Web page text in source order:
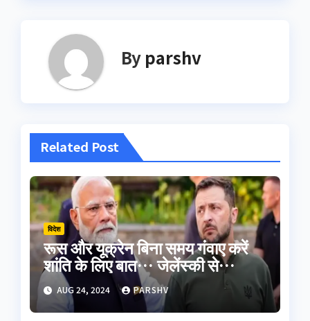
By parshv
Related Post
विदेश
रूस और यूक्रेन बिना समय गंवाए करें
शांति के लिए बात… जेलेंस्की से
मुलाकात के बाद बोले पीएम मोदी
AUG 24, 2024 PARSHV